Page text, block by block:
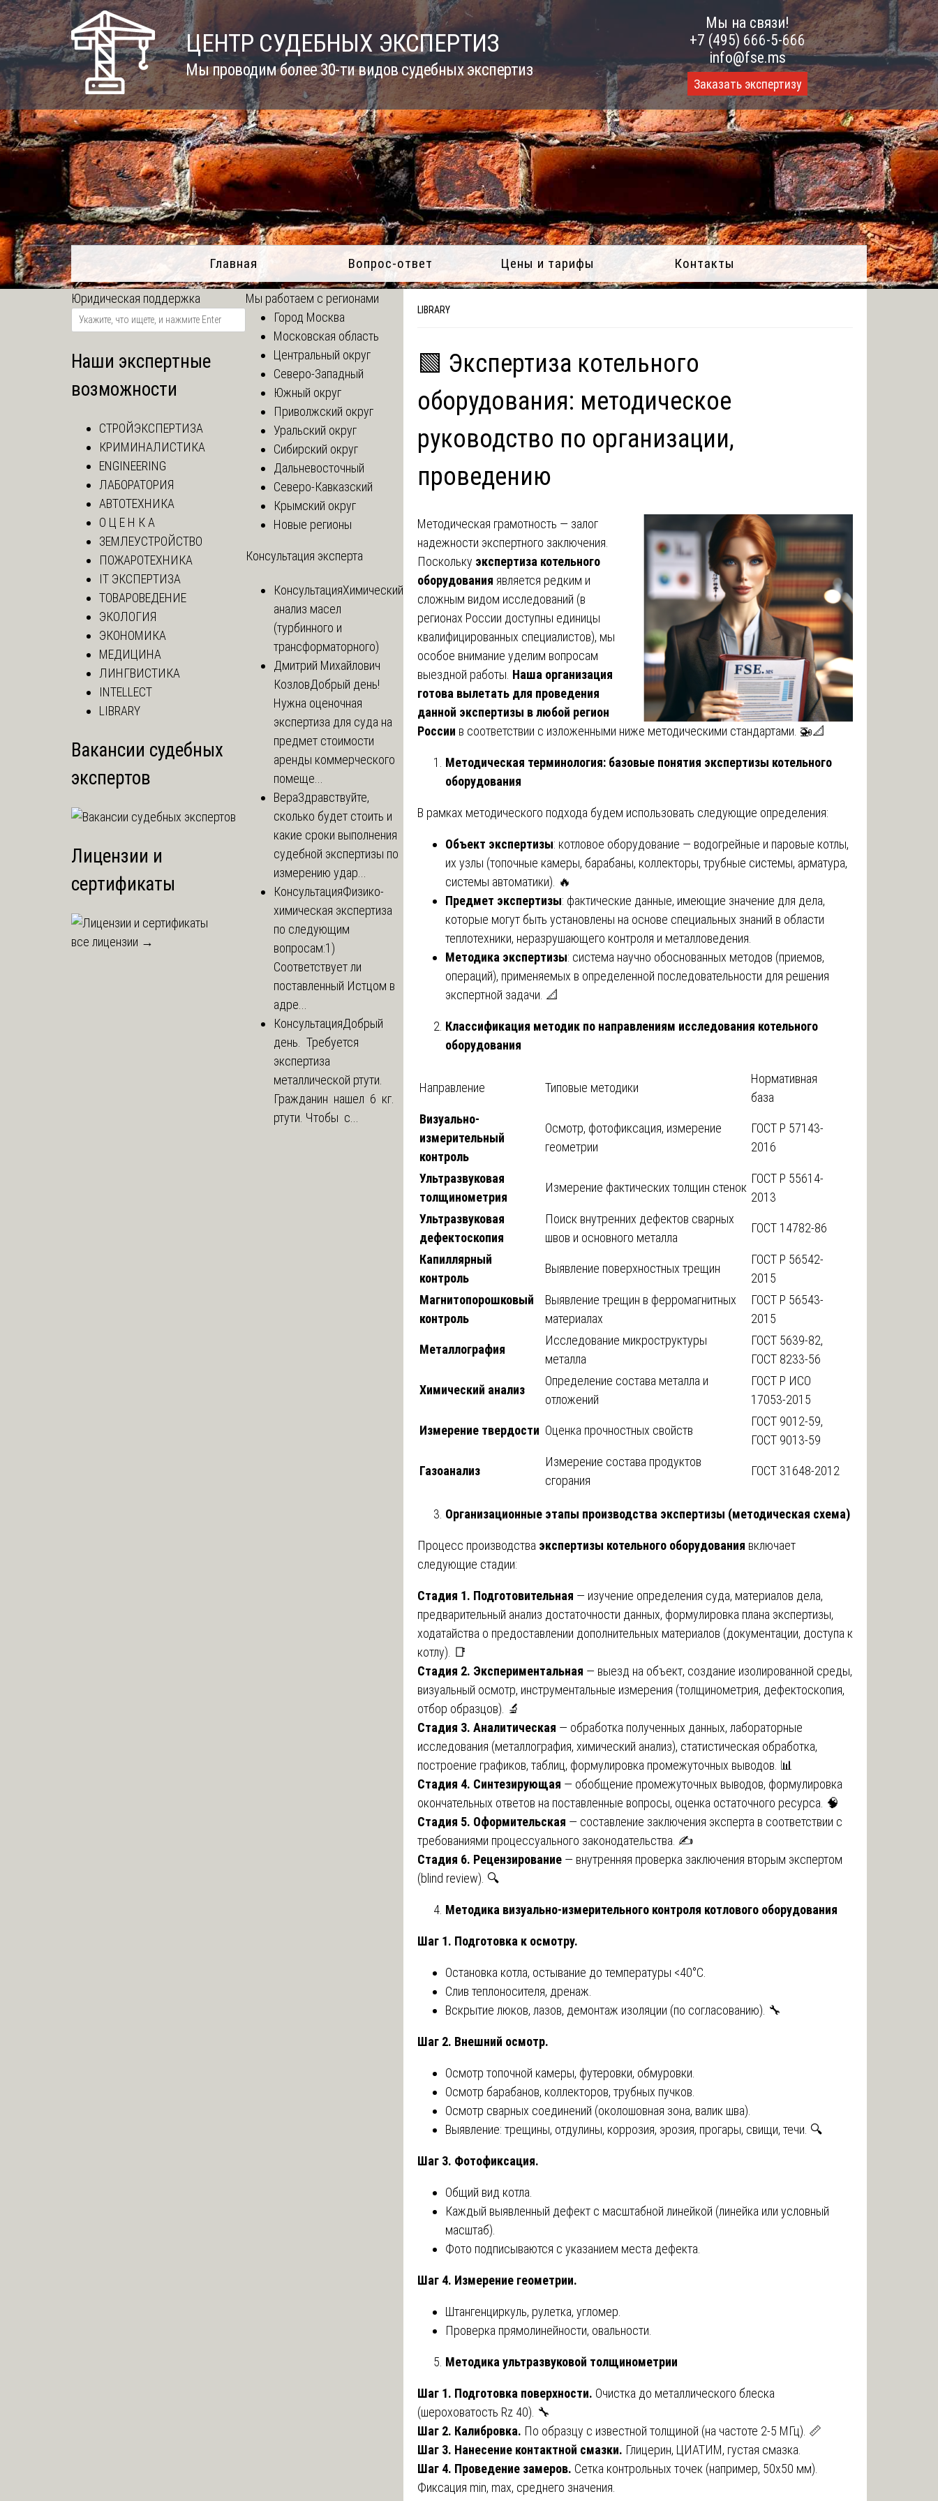
Skip
to
content
ЦЕНТР СУДЕБНЫХ ЭКСПЕРТИЗ
Мы проводим более 30-ти видов судебных экспертиз
Мы на связи!
+7 (495) 666-5-666
info@fse.ms
Заказать экспертизу
Главная Вопрос-ответ Цены и тарифы Контакты
LIBRARY
🟩 Экспертиза котельного
оборудования: методическое
руководство по организации,
проведению
Методическая грамотность — залог
надежности экспертного заключения.
Поскольку экспертиза котельного
оборудования является редким и
сложным видом исследований (в
регионах России доступны единицы
квалифицированных специалистов), мы
особое внимание уделим вопросам
выездной работы. Наша организация
готова вылетать для проведения
данной экспертизы в любой регион
России в соответствии с изложенными ниже методическими стандартами. 🚁📐
Методическая терминология: базовые понятия экспертизы котельного
оборудования
В рамках методического подхода будем использовать следующие определения:
Объект экспертизы: котловое оборудование — водогрейные и паровые котлы,
их узлы (топочные камеры, барабаны, коллекторы, трубные системы, арматура,
системы автоматики). 🔥
Предмет экспертизы: фактические данные, имеющие значение для дела,
которые могут быть установлены на основе специальных знаний в области
теплотехники, неразрушающего контроля и металловедения.
Методика экспертизы: система научно обоснованных методов (приемов,
операций), применяемых в определенной последовательности для решения
экспертной задачи. 📐
Классификация методик по направлениям исследования котельного
оборудования
Направление Типовые методики
Нормативная
база
Визуально-
измерительный
контроль
Осмотр, фотофиксация, измерение
геометрии
ГОСТ Р 57143-
2016
Ультразвуковая
толщинометрия
Измерение фактических толщин стенок
ГОСТ Р 55614-
2013
Ультразвуковая
дефектоскопия
Поиск внутренних дефектов сварных
швов и основного металла
ГОСТ 14782-86
Капиллярный
контроль
Выявление поверхностных трещин
ГОСТ Р 56542-
2015
Магнитопорошковый
контроль
Выявление трещин в ферромагнитных
материалах
ГОСТ Р 56543-
2015
Металлография
Исследование микроструктуры
металла
ГОСТ 5639-82,
ГОСТ 8233-56
Химический анализ
Определение состава металла и
отложений
ГОСТ Р ИСО
17053-2015
Измерение твердости Оценка прочностных свойств
ГОСТ 9012-59,
ГОСТ 9013-59
Газоанализ
Измерение состава продуктов
сгорания
ГОСТ 31648-2012
Организационные этапы производства экспертизы (методическая схема)
Процесс производства экспертизы котельного оборудования включает
следующие стадии:
Стадия 1. Подготовительная — изучение определения суда, материалов дела,
предварительный анализ достаточности данных, формулировка плана экспертизы,
ходатайства о предоставлении дополнительных материалов (документации, доступа к
котлу). 📑
Стадия 2. Экспериментальная — выезд на объект, создание изолированной среды,
визуальный осмотр, инструментальные измерения (толщинометрия, дефектоскопия,
отбор образцов). 🔬
Стадия 3. Аналитическая — обработка полученных данных, лабораторные
исследования (металлография, химический анализ), статистическая обработка,
построение графиков, таблиц, формулировка промежуточных выводов. 📊
Стадия 4. Синтезирующая — обобщение промежуточных выводов, формулировка
окончательных ответов на поставленные вопросы, оценка остаточного ресурса. 🧠
Стадия 5. Оформительская — составление заключения эксперта в соответствии с
требованиями процессуального законодательства. ✍️
Стадия 6. Рецензирование — внутренняя проверка заключения вторым экспертом
(blind review). 🔍
Методика визуально-измерительного контроля котлового оборудования
Шаг 1. Подготовка к осмотру.
Остановка котла, остывание до температуры <40°C.
Слив теплоносителя, дренаж.
Вскрытие люков, лазов, демонтаж изоляции (по согласованию). 🔧
Шаг 2. Внешний осмотр.
Осмотр топочной камеры, футеровки, обмуровки.
Осмотр барабанов, коллекторов, трубных пучков.
Осмотр сварных соединений (околошовная зона, валик шва).
Выявление: трещины, отдулины, коррозия, эрозия, прогары, свищи, течи. 🔍
Шаг 3. Фотофиксация.
Общий вид котла.
Каждый выявленный дефект с масштабной линейкой (линейка или условный
масштаб).
Фото подписываются с указанием места дефекта.
Шаг 4. Измерение геометрии.
Штангенциркуль, рулетка, угломер.
Проверка прямолинейности, овальности.
Методика ультразвуковой толщинометрии
Шаг 1. Подготовка поверхности. Очистка до металлического блеска
(шероховатость Rz 40). 🔧
Шаг 2. Калибровка. По образцу с известной толщиной (на частоте 2-5 МГц). 📏
Шаг 3. Нанесение контактной смазки. Глицерин, ЦИАТИМ, густая смазка.
Шаг 4. Проведение замеров. Сетка контрольных точек (например, 50х50 мм).
Фиксация min, max, среднего значения.
Юридическая поддержка
Наши экспертные
возможности
СТРОЙЭКСПЕРТИЗА
КРИМИНАЛИСТИКА
ENGINEERING
ЛАБОРАТОРИЯ
АВТОТЕХНИКА
О Ц Е Н К А
ЗЕМЛЕУСТРОЙСТВО
ПОЖАРОТЕХНИКА
IT ЭКСПЕРТИЗА
ТОВАРОВЕДЕНИЕ
ЭКОЛОГИЯ
ЭКОНОМИКА
МЕДИЦИНА
ЛИНГВИСТИКА
INTELLECT
LIBRARY
Вакансии судебных
экспертов
Лицензии и
сертификаты
все лицензии →
Мы работаем с регионами
Город Москва
Московская область
Центральный округ
Северо-Западный
Южный округ
Приволжский округ
Уральский округ
Сибирский округ
Дальневосточный
Северо-Кавказский
Крымский округ
Новые регионы
Консультация эксперта
КонсультацияХимический
анализ масел
(турбинного и
трансформаторного)
Дмитрий Михайлович
КозловДобрый день!
Нужна оценочная
экспертиза для суда на
предмет стоимости
аренды коммерческого
помеще...
ВераЗдравствуйте,
сколько будет стоить и
какие сроки выполнения
судебной экспертизы по
измерению удар...
КонсультацияФизико-
химическая экспертиза
по следующим
вопросам:1)
Соответствует ли
поставленный Истцом в
адре...
КонсультацияДобрый
день. Требуется
экспертиза
металлической ртути.
Гражданин нашел 6 кг.
ртути. Чтобы с...